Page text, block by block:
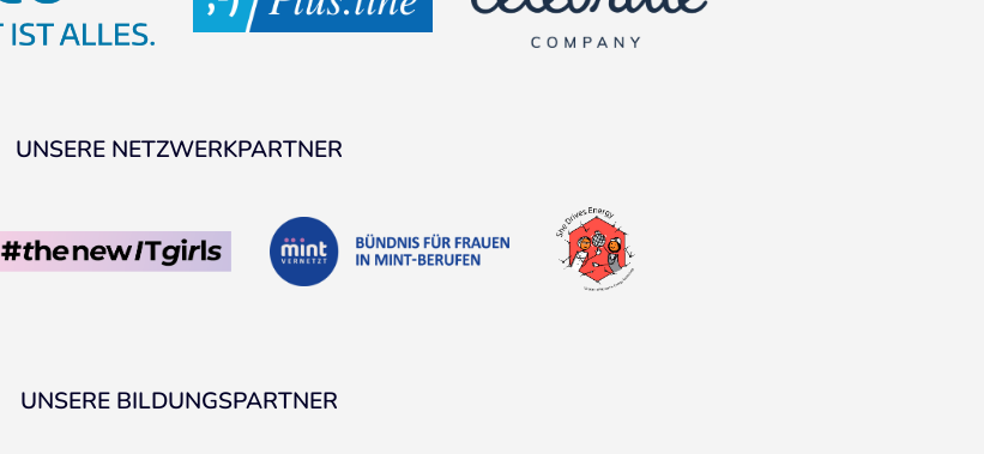
UNSERE NETZWERKPARTNER
UNSERE BILDUNGSPARTNER